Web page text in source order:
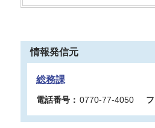
情報発信元
総務課
電話番号： 0770-77-4050